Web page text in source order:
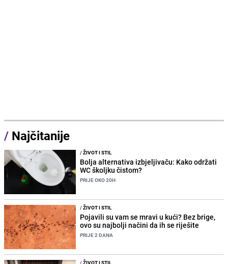
/ Najčitanije
/ŽIVOT I STIL
Bolja alternativa izbjeljivaču: Kako održati
WC školjku čistom?
PRIJE OKO 20H
/ŽIVOT I STIL
Pojavili su vam se mravi u kući? Bez brige,
ovo su najbolji načini da ih se riješite
PRIJE 2 DANA
/ŽIVOT I STIL